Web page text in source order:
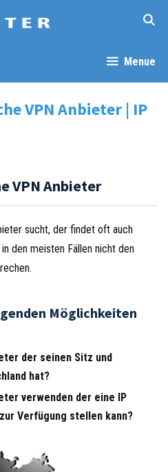
Menue
VPN Anbieter | IP
VPN Anbieter
sucht, der findet oft auch
den meisten Fällen nicht den
Möglichkeiten
der seinen Sitz und
hat?
verwenden der eine IP
Verfügung stellen kann?